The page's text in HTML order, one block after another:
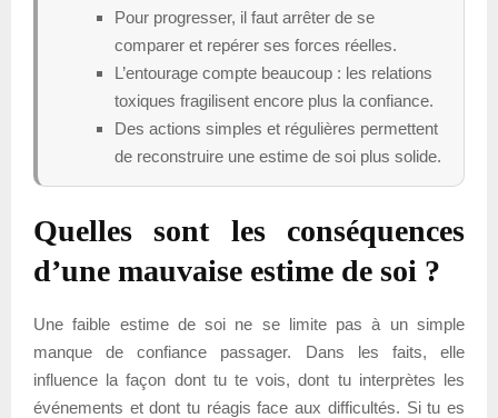
Pour progresser, il faut arrêter de se
comparer et repérer ses forces réelles.
L’entourage compte beaucoup : les relations
toxiques fragilisent encore plus la confiance.
Des actions simples et régulières permettent
de reconstruire une estime de soi plus solide.
Quelles sont les conséquences
d’une mauvaise estime de soi ?
Une faible estime de soi ne se limite pas à un simple
manque de confiance passager. Dans les faits, elle
influence la façon dont tu te vois, dont tu interprètes les
événements et dont tu réagis face aux difficultés. Si tu es